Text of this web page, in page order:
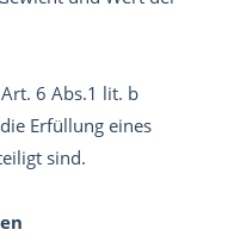
6 Abs.1 lit. b
Erfüllung eines
sind.